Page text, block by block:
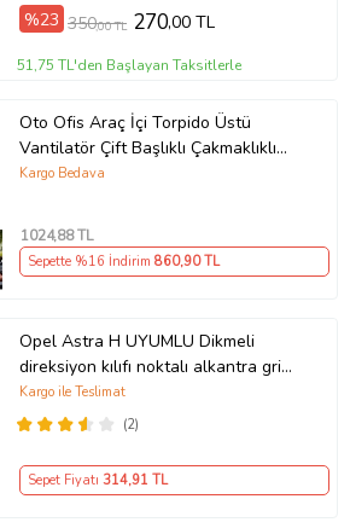
%23 350,00 TL 270,00 TL
51,75 TL'den Başlayan Taksitlerle
Oto Ofis Araç İçi Torpido Üstü
Vantilatör Çift Başlıklı Çakmaklıklı
Soğutucu Fan 360° Dönebilen 12V
Kargo Bedava
1024,88 TL
Sepette %16 İndirim 860,90 TL
Opel Astra H UYUMLU Dikmeli
direksiyon kılıfı noktalı alkantra gri
yüzüklü ( 38×10.5CM )
(2)
Kargo ile Teslimat
Sepet Fiyatı 314,91 TL